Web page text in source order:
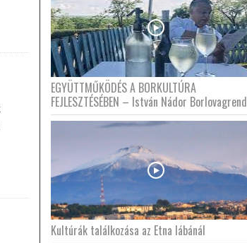
EGYÜTTMŰKÖDÉS A BORKULTÚRA
FEJLESZTÉSÉBEN – István Nádor Borlovagrend
Kultúrák találkozása az Etna lábánál